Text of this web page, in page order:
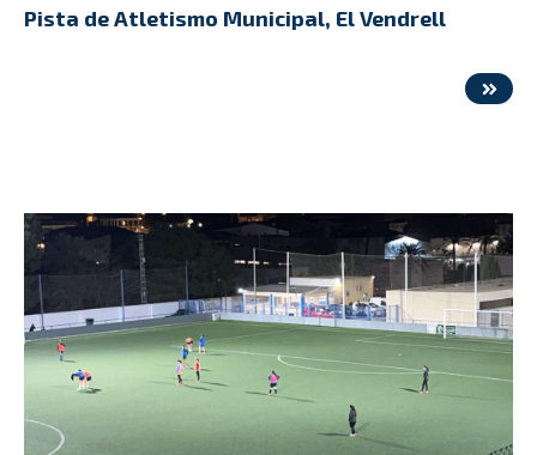
Pista de Atletismo Municipal, El Vendrell